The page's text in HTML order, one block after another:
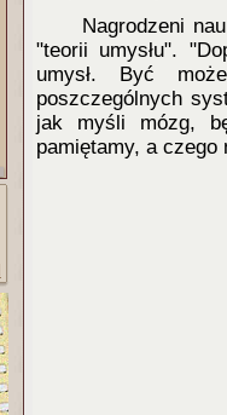
Nagrodzeni
"teorii umysłu".
umysł. Być
poszczególnych
jak myśli mózg,
pamiętamy, a czego